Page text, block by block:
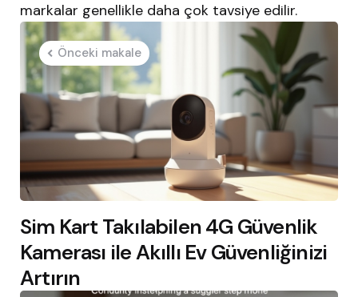
markalar genellikle daha çok tavsiye edilir.
Post
navigation
Önceki makale
Sim Kart Takılabilen 4G Güvenlik
Kamerası ile Akıllı Ev Güvenliğinizi
Artırın